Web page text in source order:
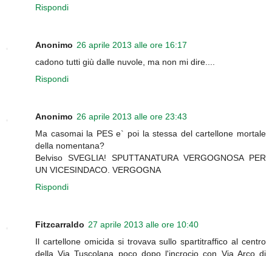
Rispondi
Anonimo 26 aprile 2013 alle ore 16:17
cadono tutti giù dalle nuvole, ma non mi dire....
Rispondi
Anonimo 26 aprile 2013 alle ore 23:43
Ma casomai la PES e` poi la stessa del cartellone mortale
della nomentana?
Belviso SVEGLIA! SPUTTANATURA VERGOGNOSA PER
UN VICESINDACO. VERGOGNA
Rispondi
Fitzcarraldo 27 aprile 2013 alle ore 10:40
Il cartellone omicida si trovava sullo spartitraffico al centro
della Via Tuscolana poco dopo l'incrocio con Via Arco di